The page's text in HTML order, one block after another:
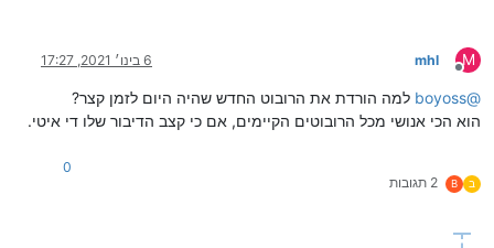
M
מנותק
mhl 6 בינו׳ 2021, 17:27
@
boyoss למה הורדת את הרובוט החדש שהיה היום לזמן קצר?
הוא הכי אנושי מכל הרובוטים הקיימים, אם כי קצב הדיבור שלו די איטי.
ב B 2 תגובות
0